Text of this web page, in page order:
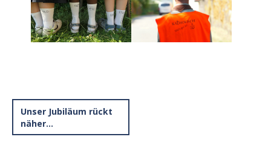
Unser Jubiläum rückt
näher…